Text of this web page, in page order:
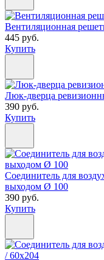
Вентиляционная
445 руб.
Купить
Люк-дверца
390 руб.
Купить
Соединитель для
выходом Ø 100
390 руб.
Купить